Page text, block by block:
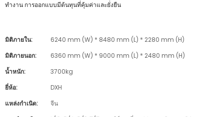
ทำงาน การออกแบบมีต้นทุนที่คุ้มค่าและยั่งยืน
มิติภายใน:
6240 mm (W) * 8480 mm (L) * 2280 mm (H)
มิติภายนอก:
6360 mm (W) * 9000 mm (L) * 2480 mm (H)
น้ำหนัก:
3700kg
ยี่ห้อ:
DXH
แหล่งกำเนิด:
จีน